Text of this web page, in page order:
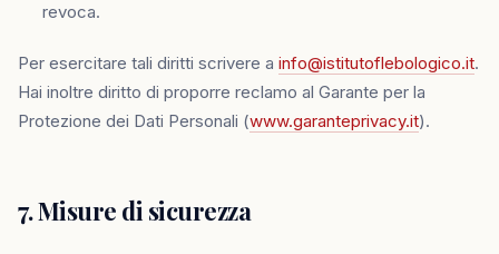
revoca.
Per esercitare tali diritti scrivere a info@istitutoflebologico.it.
Hai inoltre diritto di proporre reclamo al Garante per la
Protezione dei Dati Personali (www.garanteprivacy.it).
7. Misure di sicurezza